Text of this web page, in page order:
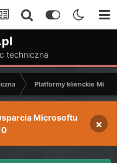
techniczna
Platformy klienckie
Microsoftu
×